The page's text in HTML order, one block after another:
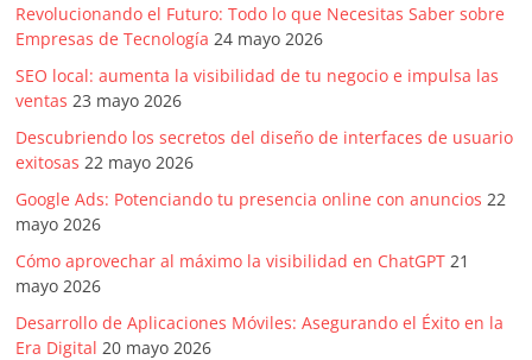
Revolucionando el Futuro: Todo lo que Necesitas Saber sobre
Empresas de Tecnología 24 mayo 2026
SEO local: aumenta la visibilidad de tu negocio e impulsa las
ventas 23 mayo 2026
Descubriendo los secretos del diseño de interfaces de usuario
exitosas 22 mayo 2026
Google Ads: Potenciando tu presencia online con anuncios 22
mayo 2026
Cómo aprovechar al máximo la visibilidad en ChatGPT 21
mayo 2026
Desarrollo de Aplicaciones Móviles: Asegurando el Éxito en la
Era Digital 20 mayo 2026